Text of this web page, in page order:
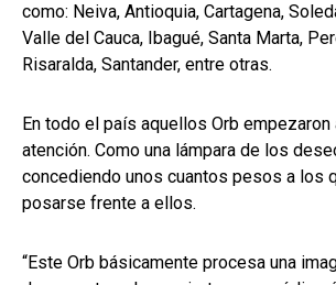
como: Neiva, Antioquia, Cartagena,
Valle del Cauca, Ibagué, Santa Marta,
Risaralda, Santander, entre otras.
En todo el país aquellos Orb empezaron
atención. Como una lámpara de los
concediendo unos cuantos pesos a los
posarse frente a ellos.
“Este Orb básicamente procesa una